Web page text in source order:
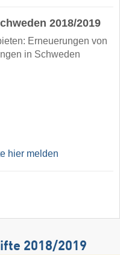
2018/2019
Erneuerungen von
in Schweden
hier melden
2018/2019